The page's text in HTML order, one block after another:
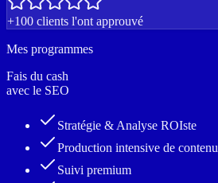
+100 clients l'ont approuvé
Mes programmes
Fais du cash
avec le SEO
Stratégie & Analyse ROIste
Production intensive de contenu
Suivi premium